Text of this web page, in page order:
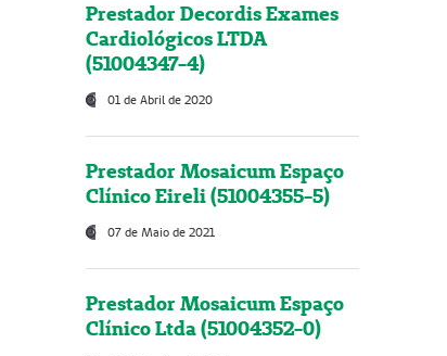
Prestador Decordis Exames
Cardiológicos LTDA
(51004347-4)
01 de Abril de 2020
Prestador Mosaicum Espaço
Clínico Eireli (51004355-5)
07 de Maio de 2021
Prestador Mosaicum Espaço
Clínico Ltda (51004352-0)